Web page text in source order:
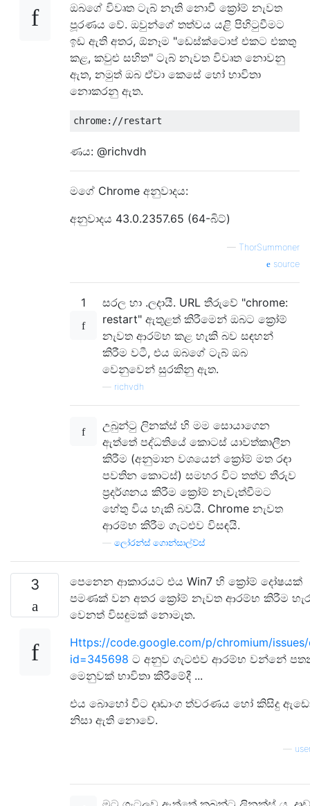
ඔබගේ විවෘත ටැබ් නැති නොවී ක්‍රෝම් නැවත
පූරණය වේ. ඔවුන්ගේ තත්වය යළි පිහිටුවීමට
ඉඩ ඇති අතර, ඕනෑම "ඩෙස්ක්ටොප් එකට එකතු
කළ, කවුළු සහිත" ටැබ් නැවත විවෘත නොවනු
ඇත, නමුත් ඔබ ඒවා කෙසේ හෝ භාවිතා
නොකරනු ඇත.
ණය: @richvdh
මගේ Chrome අනුවාදය:
අනුවාදය 43.0.2357.65 (64-බිට්)
— ThorSummoner
source
1
සරල හා .ලදායී. URL තීරුවේ "chrome:
restart" ඇතුළත් කිරීමෙන් ඔබට ක්‍රෝම්
නැවත ආරම්භ කළ හැකි බව සඳහන්
කිරීම වටී, එය ඔබගේ ටැබ් ඔබ
වෙනුවෙන් සුරකිනු ඇත.
richvdh
උබුන්ටු ලිනක්ස් හි මම සොයාගෙන
ඇත්තේ පද්ධතියේ කොටස් යාවත්කාලීන
කිරීම (අනුමාන වශයෙන් ක්‍රෝම් මත රඳා
පවතින කොටස්) සමහර විට තත්ව තීරුව
ප්‍රදර්ශනය කිරීම ක්‍රෝම් නැවැත්වීමට
හේතු විය හැකි බවයි. Chrome නැවත
ආරම්භ කිරීම ගැටළුව විසඳයි.
ලෝරන්ස් ගොන්සාල්ව්ස්
3
පෙනෙන ආකාරයට එය Win7 හි ක්‍රෝම් දෝෂයක්
පමණක් වන අතර ක්‍රෝම් නැවත ආරම්භ කිරීම
වෙනත් විසඳුමක් නොමැත.
Https://code.google.com/p/chromium/
id=345698 ට අනුව ගැටළුව ආරම්භ වන්නේ
මෙනුවක් භාවිතා කිරීමේදී ...
එය බොහෝ විට දෘඩාංග ත්වරණය හෝ කිසිදු
නිසා ඇති නොවේ.